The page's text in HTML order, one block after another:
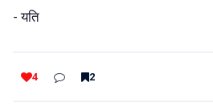
- यति
4 2